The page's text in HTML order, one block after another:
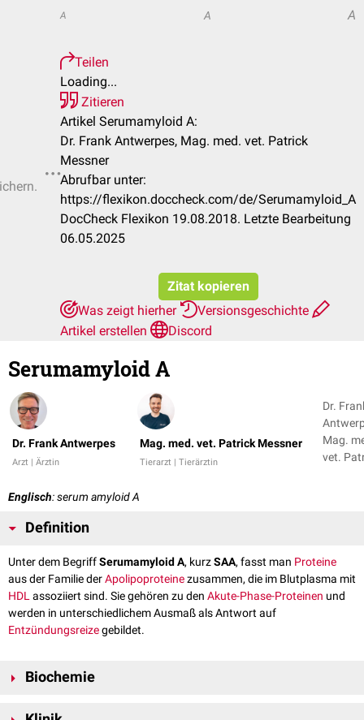
A A A
Teilen
Loading...
Zitieren
Artikel Serumamyloid A:
Dr. Frank Antwerpes, Mag. med. vet. Patrick
Messner
Abrufbar unter:
https://flexikon.doccheck.com/de/Serumamyloid_A
DocCheck Flexikon 19.08.2018. Letzte Bearbeitung
06.05.2025
Zitat kopieren
Was zeigt hierher
Versionsgeschichte
Artikel erstellen
Discord
Serumamyloid A
Dr. Frank Antwerpes
Arzt | Ärztin
Mag. med. vet. Patrick Messner
Tierarzt | Tierärztin
Dr.
Mag.
vet.
Englisch: serum amyloid A
Definition
Unter dem BegriffSerumamyloid A, kurzSAA, fasst man Proteine
aus der Familie derApolipoproteinezusammen, die im Blutplasma mit
HDLassoziiert sind. Sie gehören zu den Akute-Phase-Proteinen und
werden in unterschiedlichem Ausmaß als Antwort auf
Entzündungsreizegebildet.
Biochemie